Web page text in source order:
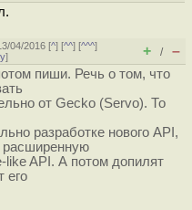
04/2016 [^] [^^] [^^^]
] + / –
пиши. Речь о том, что
от Gecko (Servo). То
разработке нового API,
расширенную
API. А потом допилят
его